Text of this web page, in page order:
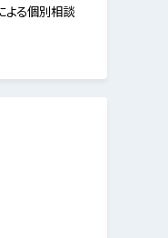
よる個別相談